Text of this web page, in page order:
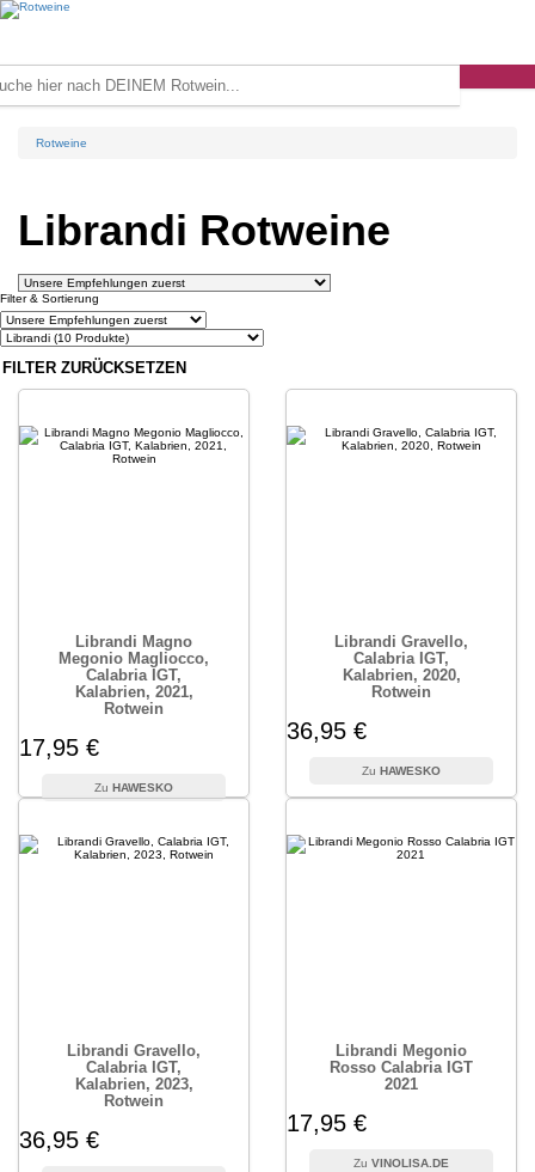
Rotweine
Librandi Rotweine
Filter & Sortierung
FILTER ZURÜCKSETZEN
Librandi Magno
Megonio Magliocco,
Calabria IGT,
Kalabrien, 2021,
Rotwein
17,95 €
HAWESKO
Librandi Gravello,
Calabria IGT,
Kalabrien, 2020,
Rotwein
36,95 €
HAWESKO
Librandi Gravello,
Calabria IGT,
Kalabrien, 2023,
Rotwein
36,95 €
Librandi Megonio
Rosso Calabria IGT
2021
17,95 €
VINOLISA.DE